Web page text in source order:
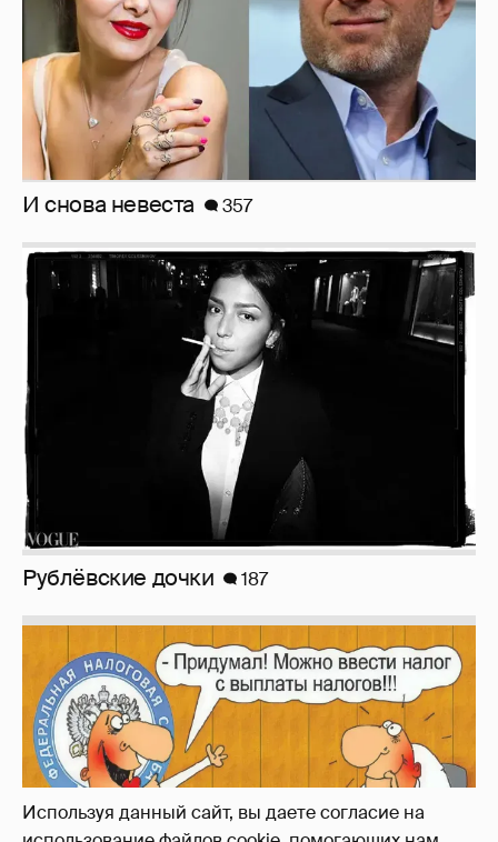
Используя данный сайт, вы даете согласие на
Рублёвские дочки 187
Зачем нам вообще платить налоги? (или:
как работают наши деньги, когда мы
заикаемся о защите прав)